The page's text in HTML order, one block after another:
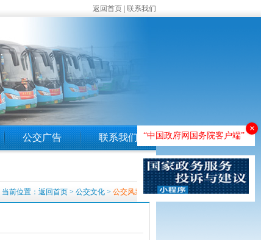
返回首页 联系我们
公交广告 联系我们
当前位置： 返回首页 > 公交文化 > 公交风采
×
“中国政府网国务院客户端”